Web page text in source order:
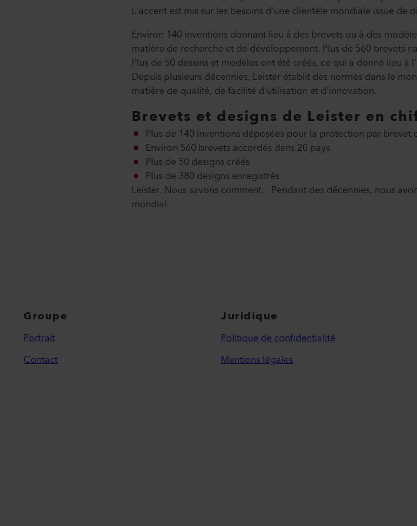
L'accent est mis sur les besoins d'une clientèle mondiale issue de
Environ 140 inventions donnant lieu à des brevets ou à des
matière de recherche et de développement. Plus de 560 brevets
Plus de 50 dessins et modèles ont été créés, ce qui a donné lieu
Depuis plusieurs décennies, Leister établit des normes dans le
matière de qualité, de facilité d’utilisation et d'innovation.
Brevets et designs de Leister en
Plus de 140 inventions déposées pour la protection par
Environ 560 brevets accordés dans 20 pays
Plus de 50 designs créés
Plus de 380 designs enregistrés
Leister. Nous savons comment. - Pendant des décennies, nous
mondial.
Groupe
Portrait
Contact
Juridique
Politique de confidentialité
Mentions légales